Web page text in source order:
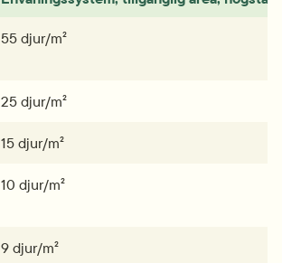
55 djur/m²
25 djur/m²
15 djur/m²
10 djur/m²
9 djur/m²